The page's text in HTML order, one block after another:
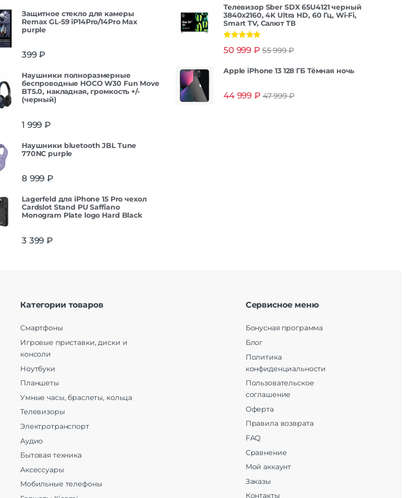
Защитнoe cтекло для камеры
Remax GL-59 iP14Pro/14Pro Max
purple
399₽
Наушники полноразмерные
беспроводные HOCO W30 Fun Move
BT5.0, накладная, громкость +/-
(черный)
1 999 ₽
Наушники bluetooth JBL Tune
770NC purple
8 999 ₽
Lagerfeld для iPhone 15 Pro чехол
Cardslot Stand PU Saffiano
Monogram Plate logo Hard Black
3 399 ₽
Телевизор Sber SDX 65U4121 черный
3840x2160, 4K Ultra HD, 60 Гц, Wi-Fi,
Smart TV, Салют ТВ
из 5
50 999 ₽ 55 999₽
Apple iPhone 13 128 ГБ Тёмная ночь
44 999 ₽ 47 999₽
Категории товаров
Смартфоны
Игровые приставки, диски и
консоли
Ноутбуки
Планшеты
Умные часы, браслеты, кольца
Телевизоры
Электротранспорт
Аудио
Бытовая техника
Аксессуары
Мобильные телефоны
Сервисное меню
Бонусная программа
Блог
Политика
конфиденциальности
Пользовательское
соглашение
Оферта
Правила возврата
FAQ
Сравнение
Мой аккаунт
Заказы
Контакты